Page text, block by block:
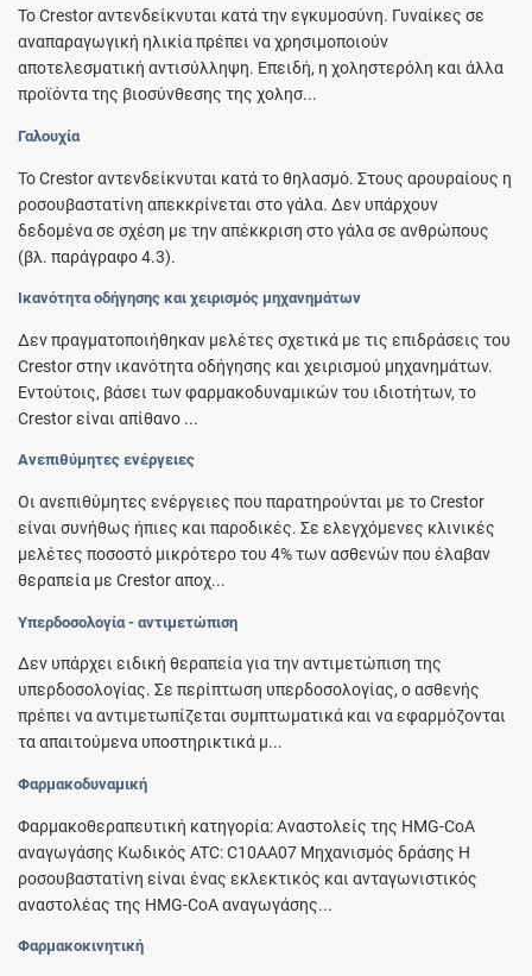
To Crestor αντενδείκνυται κατά την εγκυμοσύνη. Γυναίκες σε
αναπαραγωγική ηλικία πρέπει να χρησιμοποιούν
αποτελεσματική αντισύλληψη. Επειδή, η χοληστερόλη και άλλα
προϊόντα της βιοσύνθεσης της χολησ...
Γαλουχία
To Crestor αντενδείκνυται κατά το θηλασμό. Στους αρουραίους η
ροσουβαστατίνη απεκκρίνεται στο γάλα. Δεν υπάρχουν
δεδομένα σε σχέση με την απέκκριση στο γάλα σε ανθρώπους
(βλ. παράγραφο 4.3).
Ικανότητα οδήγησης και χειρισμός μηχανημάτων
Δεν πραγματοποιήθηκαν μελέτες σχετικά με τις επιδράσεις του
Crestor στην ικανότητα οδήγησης και χειρισμού μηχανημάτων.
Εντούτοις, βάσει των φαρμακοδυναμικών του ιδιοτήτων, το
Crestor είναι απίθανο ...
Ανεπιθύμητες ενέργειες
Οι ανεπιθύμητες ενέργειες που παρατηρούνται με το Crestor
είναι συνήθως ήπιες και παροδικές. Σε ελεγχόμενες κλινικές
μελέτες ποσοστό μικρότερο του 4% των ασθενών που έλαβαν
θεραπεία με Crestor αποχ...
Υπερδοσολογία - αντιμετώπιση
Δεν υπάρχει ειδική θεραπεία για την αντιμετώπιση της
υπερδοσολογίας. Σε περίπτωση υπερδοσολογίας, ο ασθενής
πρέπει να αντιμετωπίζεται συμπτωματικά και να εφαρμόζονται
τα απαιτούμενα υποστηρικτικά μ...
Φαρμακοδυναμική
Φαρμακοθεραπευτική κατηγορία: Αναστολείς της HMG-CoA
αναγωγάσης Κωδικός ATC: C10AA07 Μηχανισμός δράσης Η
ροσουβαστατίνη είναι ένας εκλεκτικός και ανταγωνιστικός
αναστολέας της HMG-CoA αναγωγάσης...
Φαρμακοκινητική